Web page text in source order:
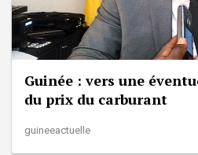
Guinée : vers une
du prix du carburant
guineeactuelle